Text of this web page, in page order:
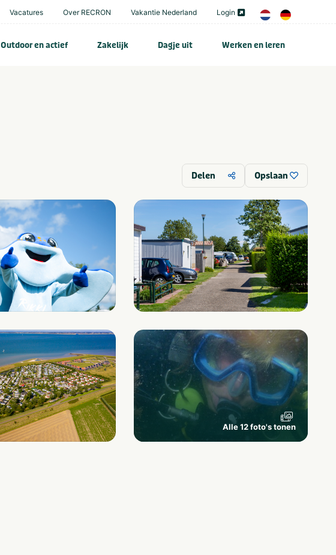
Vacatures Over RECRON Vakantie Nederland Login
Outdoor en actief Zakelijk Dagje uit Werken en leren
Delen Opslaan
Alle 12 foto's tonen